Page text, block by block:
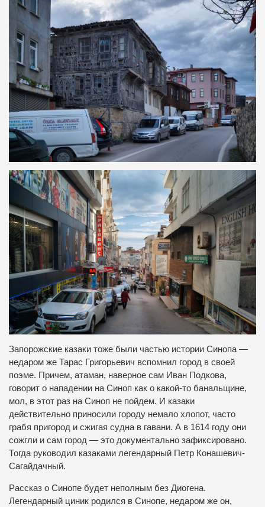
Запорожские казаки тоже были частью истории Синопа —
недаром же Тарас Григорьевич вспомнил город в своей
поэме. Причем, атаман, наверное сам Иван Подкова,
говорит о нападении на Синоп как о какой-то банальщине,
мол, в этот раз на Синоп не пойдем. И казаки
действительно приносили городу немало хлопот, часто
грабя пригород и сжигая судна в гавани. А в 1614 году они
сожгли и сам город — это документально зафиксировано.
Тогда руководил казаками легендарный Петр Конашевич-
Сагайдачный.
Рассказ о Синопе будет неполным без Диогена.
Легендарный циник родился в Синопе, недаром же он,